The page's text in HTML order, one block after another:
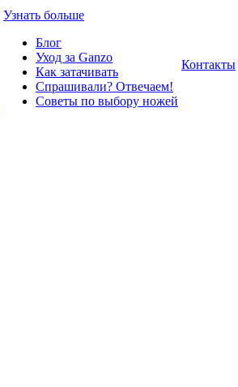
Узнать больше
Блог
Уход за Ganzo
Как затачивать
Спрашивали? Отвечаем!
Советы по выбору ножей
Контакты